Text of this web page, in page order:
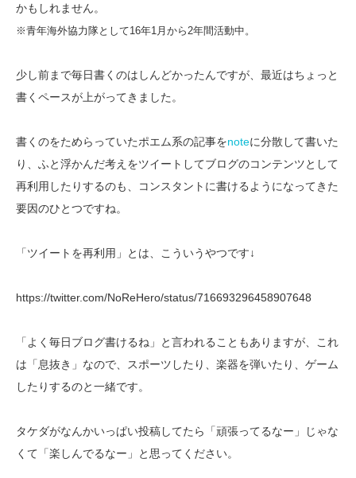
かもしれません。
※青年海外協力隊として16年1月から2年間活動中。
少し前まで毎日書くのはしんどかったんですが、最近はちょっと
書くペースが上がってきました。
書くのをためらっていたポエム系の記事をnoteに分散して書いた
り、ふと浮かんだ考えをツイートしてブログのコンテンツとして
再利用したりするのも、コンスタントに書けるようになってきた
要因のひとつですね。
「ツイートを再利用」とは、こういうやつです↓
https://twitter.com/NoReHero/status/716693296458907648
「よく毎日ブログ書けるね」と言われることもありますが、これ
は「息抜き」なので、スポーツしたり、楽器を弾いたり、ゲーム
したりするのと一緒です。
タケダがなんかいっぱい投稿してたら「頑張ってるなー」じゃな
くて「楽しんでるなー」と思ってください。